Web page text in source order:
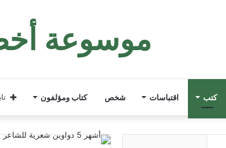
موسوعة
كتب اقتباسات شخص كتاب ومؤلفون